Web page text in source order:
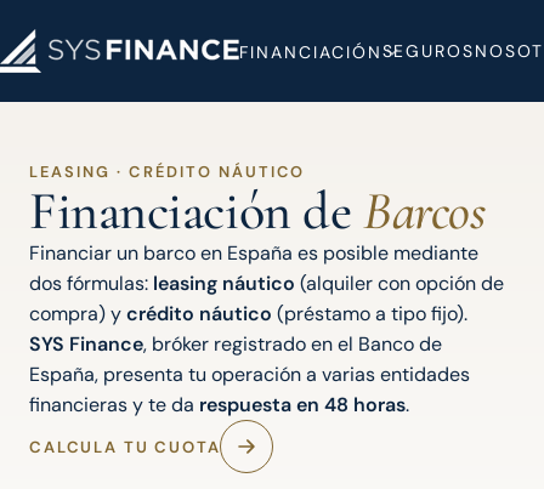
FINANCIACIÓNSEGUROS
LEASING · CRÉDITO NÁUTICO
Financiación deBarcos
Financiar un barco en España es posible mediante
dos fórmulas: leasing náutico (alquiler con opción de
compra) ycrédito náutico (préstamo a tipo fijo).
SYS Finance, bróker registrado en el Banco de
España, presenta tu operación a varias entidades
financieras y te da respuesta en 48 horas.
CALCULA TU CUOTA